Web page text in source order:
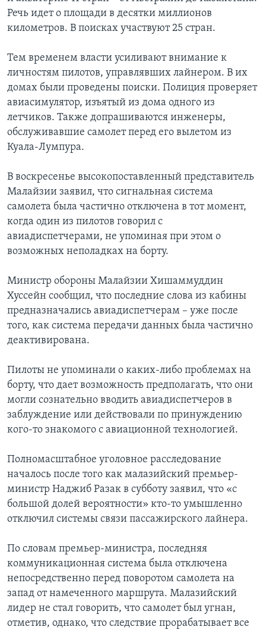
Речь идет о площади в десятки миллионов
километров. В поисках участвуют 25 стран.
Тем временем власти усиливают внимание к
личностям пилотов, управлявших лайнером. В их
домах были проведены поиски. Полиция проверяет
авиасимулятор, изъятый из дома одного из
летчиков. Также допрашиваются инженеры,
обслуживавшие самолет перед его вылетом из
Куала-Лумпура.
В воскресенье высокопоставленный представитель
Малайзии заявил, что сигнальная система
самолета была частично отключена в тот момент,
когда один из пилотов говорил с
авиадиспетчерами, не упоминая при этом о
возможных неполадках на борту.
Министр обороны Малайзии Хишаммуддин
Хуссейн сообщил, что последние слова из кабины
предназначались авиадиспетчерам – уже после
того, как система передачи данных была частично
деактивирована.
Пилоты не упоминали о каких-либо проблемах на
борту, что дает возможность предполагать, что они
могли сознательно вводить авиадиспетчеров в
заблуждение или действовали по принуждению
кого-то знакомого с авиационной технологией.
Полномасштабное уголовное расследование
началось после того как малазийский премьер-
министр Наджиб Разак в субботу заявил, что «с
большой долей вероятности» кто-то умышленно
отключил системы связи пассажирского лайнера.
По словам премьер-министра, последняя
коммуникационная система была отключена
непосредственно перед поворотом самолета на
запад от намеченного маршрута. Малазийский
лидер не стал говорить, что самолет был угнан,
отметив, однако, что следствие прорабатывает все